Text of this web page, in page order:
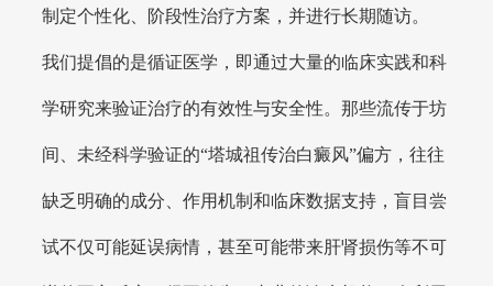
制定个性化、阶段性治疗方案，并进行长期随访。
我们提倡的是循证医学，即通过大量的临床实践和科
学研究来验证治疗的有效性与安全性。那些流传于坊
间、未经科学验证的“塔城祖传治白癜风”偏方，往往
缺乏明确的成分、作用机制和临床数据支持，盲目尝
试不仅可能延误病情，甚至可能带来肝肾损伤等不可